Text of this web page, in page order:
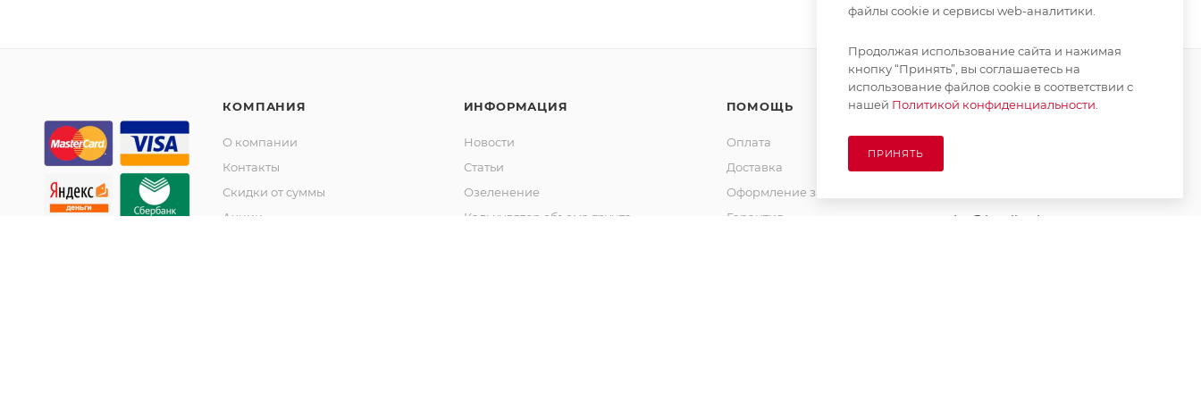
КОМПАНИЯ
О компании
Контакты
Скидки от суммы
Акции
ИНФОРМАЦИЯ
Новости
Статьи
Озеленение
Калькулятор объема грунта
ПОМОЩЬ
Оплата
Доставка
Оформление заказа
Гарантия
order@kupikashpo.ru
файлы cookie и сервисы web-аналитики.
Продолжая использование сайта и нажимая
кнопку “Принять”, вы соглашаетесь на
использование файлов cookie в соответствии с
нашей Политикой конфиденциальности.
ПРИНЯТЬ